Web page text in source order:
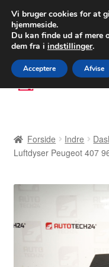
FEDEX
80 82 72
Spring
til
Spring
til
Betalinger
Forside Indre
Luftdyser Peugeot 407
Vi bruger cookies for at
hjemmeside.
Du kan finde ud af mere
dem fra i indstillinger.
Acceptere Afvise